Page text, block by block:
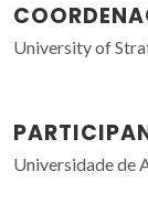
University of
Universidade de